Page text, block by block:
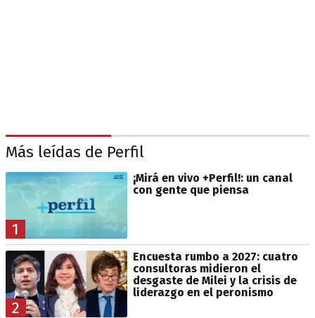
Más leídas de Perfil
1
¡Mirá en vivo +Perfil!: un canal
con gente que piensa
2
Encuesta rumbo a 2027: cuatro
consultoras midieron el
desgaste de Milei y la crisis de
liderazgo en el peronismo